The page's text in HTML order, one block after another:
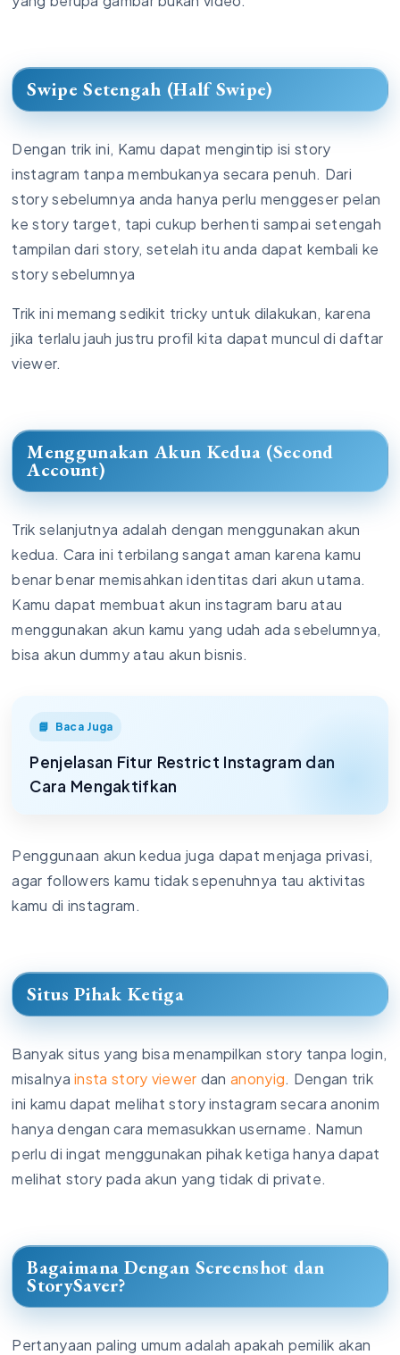
Swipe Setengah (Half Swipe)
Dengan trik ini, Kamu dapat mengintip isi story
instagram tanpa membukanya secara penuh. Dari
story sebelumnya anda hanya perlu menggeser pelan
ke story target, tapi cukup berhenti sampai setengah
tampilan dari story, setelah itu anda dapat kembali ke
story sebelumnya
Trik ini memang sedikit tricky untuk dilakukan, karena
jika terlalu jauh justru profil kita dapat muncul di daftar
viewer.
Menggunakan Akun Kedua (Second
Account)
Trik selanjutnya adalah dengan menggunakan akun
kedua. Cara ini terbilang sangat aman karena kamu
benar benar memisahkan identitas dari akun utama.
Kamu dapat membuat akun instagram baru atau
menggunakan akun kamu yang udah ada sebelumnya,
bisa akun dummy atau akun bisnis.
Baca Juga
Penjelasan Fitur Restrict Instagram dan
Cara Mengaktifkan
Penggunaan akun kedua juga dapat menjaga privasi,
agar followers kamu tidak sepenuhnya tau aktivitas
kamu di instagram.
Situs Pihak Ketiga
Banyak situs yang bisa menampilkan story tanpa login,
misalnyainsta story viewer dananonyig. Dengan trik
ini kamu dapat melihat story instagram secara anonim
hanya dengan cara memasukkan username. Namun
perlu di ingat menggunakan pihak ketiga hanya dapat
melihat story pada akun yang tidak di private.
Bagaimana Dengan Screenshot dan
StorySaver?
Pertanyaan paling umum adalah apakah pemilik akan